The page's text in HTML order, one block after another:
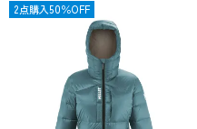
OUTLET
2点購入50％OFF